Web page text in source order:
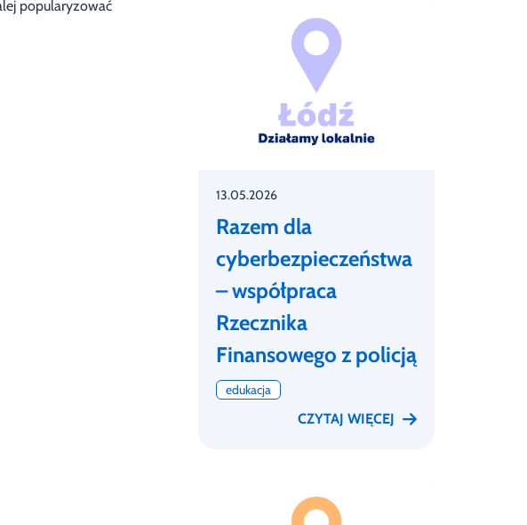
popularyzować
13.05.2026
Razem dla
cyberbezpieczeństwa
– współpraca
Rzecznika
Finansowego z policją
edukacja
CZYTAJ WIĘCEJ